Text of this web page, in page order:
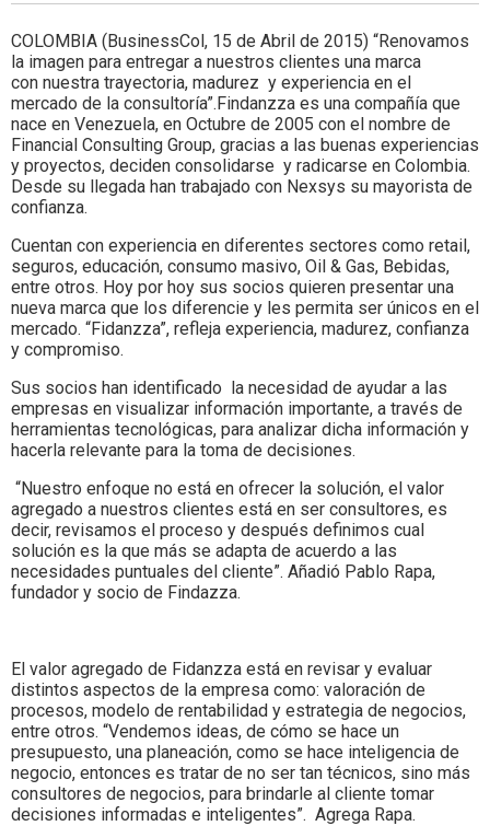
Colombia.
COLOMBIA (BusinessCol, 15 de Abril de 2015) “Renovamos
la imagen para entregar a nuestros clientes una marca
con nuestra trayectoria, madurez y experiencia en el
mercado de la consultoría”.Findanzza es una compañía que
nace en Venezuela, en Octubre de 2005 con el nombre de
Financial Consulting Group, gracias a las buenas experiencias
y proyectos, deciden consolidarse y radicarse en Colombia.
Desde su llegada han trabajado con Nexsys su mayorista de
confianza.
Cuentan con experiencia en diferentes sectores como retail,
seguros, educación, consumo masivo, Oil & Gas, Bebidas,
entre otros. Hoy por hoy sus socios quieren presentar una
nueva marca que los diferencie y les permita ser únicos en el
mercado. “Fidanzza”, refleja experiencia, madurez, confianza
y compromiso.
Sus socios han identificado la necesidad de ayudar a las
empresas en visualizar información importante, a través de
herramientas tecnológicas, para analizar dicha información y
hacerla relevante para la toma de decisiones.
“Nuestro enfoque no está en ofrecer la solución, el valor
agregado a nuestros clientes está en ser consultores, es
decir, revisamos el proceso y después definimos cual
solución es la que más se adapta de acuerdo a las
necesidades puntuales del cliente”. Añadió Pablo Rapa,
fundador y socio de Findazza.
El valor agregado de Fidanzza está en revisar y evaluar
distintos aspectos de la empresa como: valoración de
procesos, modelo de rentabilidad y estrategia de negocios,
entre otros. “Vendemos ideas, de cómo se hace un
presupuesto, una planeación, como se hace inteligencia de
negocio, entonces es tratar de no ser tan técnicos, sino más
consultores de negocios, para brindarle al cliente tomar
decisiones informadas e inteligentes”. Agrega Rapa.